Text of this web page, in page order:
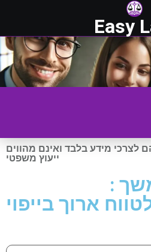
Easy
לצרכי מידע בלבד ואינם מהווים
ייעוץ משפטי
:
ארוך בייפוי